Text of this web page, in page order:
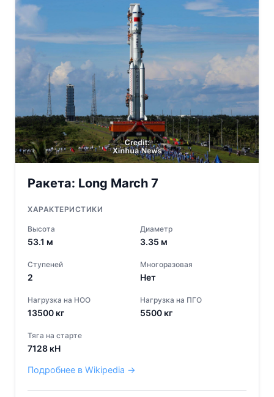
Ракета: Long March 7
ХАРАКТЕРИСТИКИ
Высота
53.1 м
Диаметр
3.35 м
Ступеней
2
Многоразовая
Нет
Нагрузка на НОО
13500 кг
Нагрузка на ПГО
5500 кг
Тяга на старте
7128 кН
Подробнее в Wikipedia →